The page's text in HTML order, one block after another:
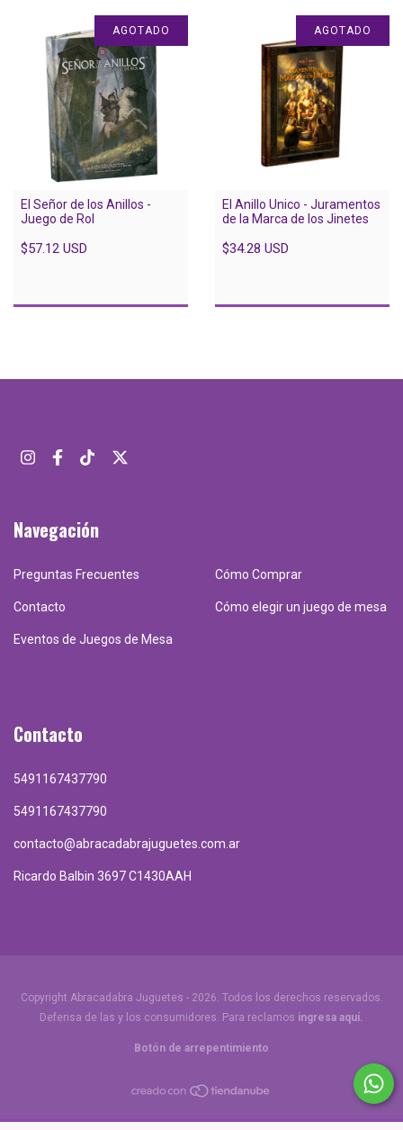
AGOTADO
El Señor de los Anillos -
Juego de Rol
$57.12 USD
AGOTADO
El Anillo Unico - Juramentos
de la Marca de los Jinetes
$34.28 USD
Navegación
Preguntas Frecuentes Cómo Comprar
Contacto Cómo elegir un juego de mesa
Eventos de Juegos de Mesa
Contacto
5491167437790
5491167437790
contacto@abracadabrajuguetes.com.ar
Ricardo Balbin 3697 C1430AAH
Copyright Abracadabra Juguetes - 2026. Todos los derechos reservados.
Defensa de las y los consumidores. Para reclamos ingresa aquí.
Botón de arrepentimiento